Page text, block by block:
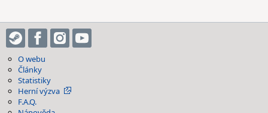
O webu
Články
Statistiky
Herní výzva
F.A.Q.